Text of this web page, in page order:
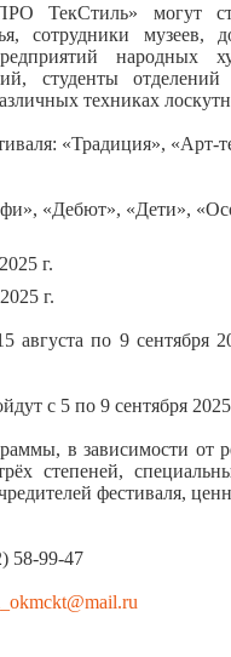
ТекСтиль» могут
сотрудники музеев,
народных
студенты
техниках
«Традиция», «Арт-
«Дебют», «Дети»,
г.
г.
августа по 9 сентября
с 5 по 9 сентября
в зависимости от
степеней,
фестиваля,
58-99-47